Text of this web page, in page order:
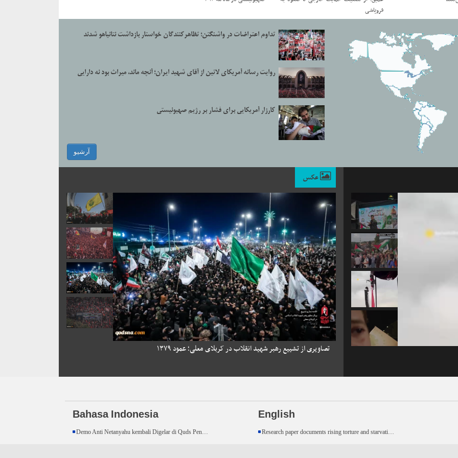
فروپاشی
تداوم اعتراضات در واشنگتن؛ تظاهرکنندگان خواستار بازداشت نتانیاهو شدند
روایت رسانه آمریکای لاتین از آقای شهید ایران؛ آنچه ماند، میراث بود نه دارایی
کارزار آمریکایی برای فشار بر رژیم صهیونیستی
آرشیو
عکس
تصاویری از تشییع رهبر شهید انقلاب در کربلای معلی؛ عمود ۱۳۷۹
English
Research paper documents rising torture and starvation of Palestinian prisoners in July
Bahasa Indonesia
Demo Anti Netanyahu kembali Digelar di Quds Pendudukan